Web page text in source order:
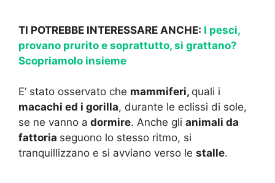
TI POTREBBE INTERESSARE ANCHE: I pesci,
provano prurito e soprattutto, si grattano?
Scopriamolo insieme
E’ stato osservato che mammiferi, quali i
macachi ed i gorilla, durante le eclissi di sole,
se ne vanno a dormire. Anche gli animali da
fattoria seguono lo stesso ritmo, si
tranquillizzano e si avviano verso le stalle.